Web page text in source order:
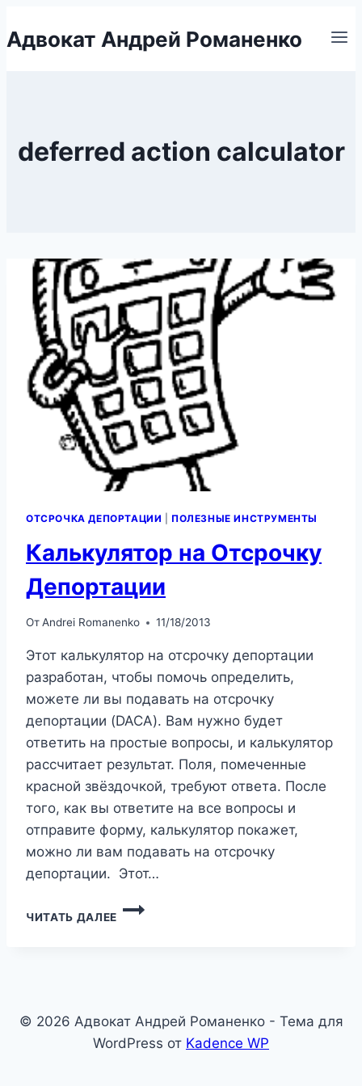
к
Адвокат Андрей Романенко
deferred action calculator
ОТСРОЧКА ДЕПОРТАЦИИ ПОЛЕЗНЫЕ ИНСТРУМЕНТЫ
Калькулятор на Отсрочку
Депортации
ОтAndrei Romanenko 11/18/2013
Этот калькулятор на отсрочку депортации
разработан, чтобы помочь определить,
можете ли вы подавать на отсрочку
депортации (DACA). Вам нужно будет
ответить на простые вопросы, и калькулятор
рассчитает результат. Поля, помеченные
красной звёздочкой, требуют ответа. После
того, как вы ответите на все вопросы и
отправите форму, калькулятор покажет,
можно ли вам подавать на отсрочку
депортации. Этот…
ЧИТАТЬ ДАЛЕЕ
КАЛЬКУЛЯТОР
© 2026 Адвокат Андрей Романенко - Тема для
WordPress от Kadence WP